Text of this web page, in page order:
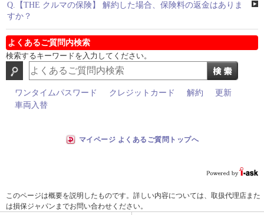
Q. 【THE クルマの保険】 解約した場合、保険料の返金はありま
すか？
よくあるご質問内検索
検索するキーワードを入力してください。
ワンタイムパスワード クレジットカード 解約
更新
車両入替
マイページ よくあるご質問トップへ
このページは概要を説明したものです。詳しい内容については、取扱代理店また
は損保ジャパンまでお問い合わせください。